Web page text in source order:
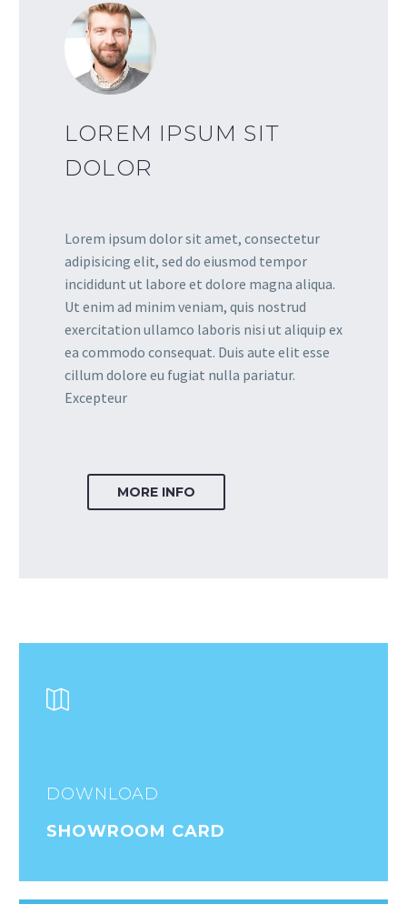
LOREM IPSUM SIT
DOLOR
Lorem ipsum dolor sit amet, consectetur
adipisicing elit, sed do eiusmod tempor
incididunt ut labore et dolore magna aliqua.
Ut enim ad minim veniam, quis nostrud
exercitation ullamco laboris nisi ut aliquip ex
ea commodo consequat. Duis aute elit esse
cillum dolore eu fugiat nulla pariatur.
Excepteur
MORE INFO
DOWNLOAD
SHOWROOM CARD